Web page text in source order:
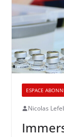
ESPACE
Nicolas